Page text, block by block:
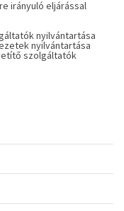
irányuló eljárással
nyilvántartása
nyilvántartása
szolgáltatók